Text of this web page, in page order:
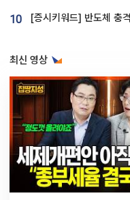
10
최신 영상